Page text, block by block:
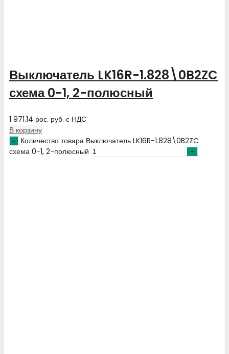
Выключатель LK16R-1.828\0B2ZC
схема 0-1, 2-полюсный
1 971.14 рос. руб. с НДС
В корзину
Количество товара Выключатель LK16R-1.828\0B2ZC
схема 0-1, 2-полюсный